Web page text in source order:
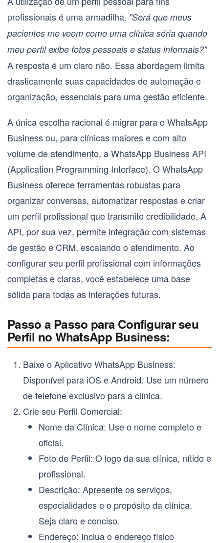
profissionais é uma armadilha. "Será que meus
pacientes me veem como uma clínica séria quando
meu perfil exibe fotos pessoais e status informais?"
A resposta é um claro não. Essa abordagem limita
drasticamente suas capacidades de automação e
organização, essenciais para uma gestão eficiente.
A única escolha racional é migrar para o WhatsApp
Businessou, para clínicas maiores e com alto
volume de atendimento, aWhatsApp Business API
(Application Programming Interface). O WhatsApp
Business oferece ferramentas robustas para
organizar conversas, automatizar respostas e criar
um perfil profissional que transmite credibilidade. A
API, por sua vez, permite integração com sistemas
de gestão e CRM, escalando o atendimento. Ao
configurar seu perfil profissional com informações
completas e claras, você estabelece uma base
sólida para todas as interações futuras.
Passo a Passo para Configurar seu
Perfil no WhatsApp Business:
Baixe o Aplicativo WhatsApp Business:
Disponível para iOS e Android. Use um número
de telefone exclusivo para a clínica.
Crie seu Perfil Comercial:
Nome da Clínica: Use o nome completo e
oficial.
Foto de Perfil: O logo da sua clínica, nítido e
profissional.
Descrição: Apresente os serviços,
especialidades e o propósito da clínica.
Seja claro e conciso.
Endereço: Inclua o endereço físico